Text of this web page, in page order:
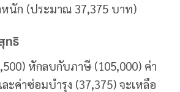
หนัก (ประมาณ 37,375 บาท)
ทธิ
หักลบกับภาษี (105,000) ค่า
ะค่าซ่อมบำรุง (37,375) จะเหลือ